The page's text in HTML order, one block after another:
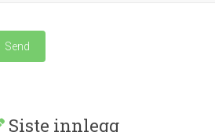
Siste innlegg